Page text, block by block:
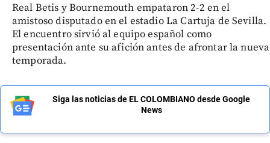
Real Betis y Bournemouth empataron 2-2 en el
amistoso disputado en el estadio La Cartuja de Sevilla.
El encuentro sirvió al equipo español como
presentación ante su afición antes de afrontar la nueva
temporada.
Siga las noticias de EL COLOMBIANO desde Google
News